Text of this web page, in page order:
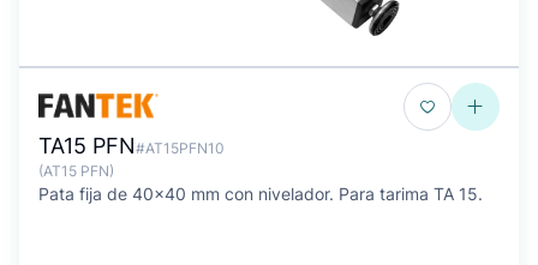
TA15 PFN#AT15PFN10
(AT15 PFN)
Pata fija de 40x40 mm con nivelador. Para tarima TA 15.